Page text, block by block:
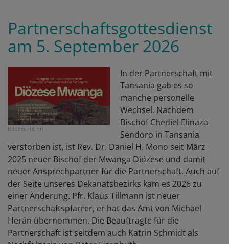
Partnerschaftsgottesdienst
am 5. September 2026
Bildrechte nn
In der Partnerschaft mit
Tansania gab es so
manche personelle
Wechsel. Nachdem
Bischof Chediel Elinaza
Sendoro in Tansania
verstorben ist, ist Rev. Dr. Daniel H. Mono seit März
2025 neuer Bischof der Mwanga Diözese und damit
neuer Ansprechpartner für die Partnerschaft. Auch auf
der Seite unseres Dekanatsbezirks kam es 2026 zu
einer Änderung. Pfr. Klaus Tillmann ist neuer
Partnerschaftspfarrer, er hat das Amt von Michael
Herán übernommen. Die Beauftragte für die
Partnerschaft ist seitdem auch Katrin Schmidt als